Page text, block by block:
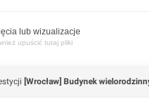
lub wizualizacje
upuścić tutaj pliki
[Wrocław] Budynek